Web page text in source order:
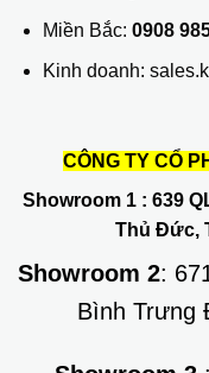
Miền Bắc: 0908
Kinh doanh:
CÔNG TY CỔ
Showroom 1: 639
Thủ Đức,
Showroom 2:
Bình Trưng